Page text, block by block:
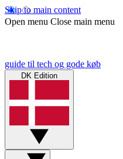
Skip to main content
Open menu Close main menu
guide til tech og gode køb
DK Edition